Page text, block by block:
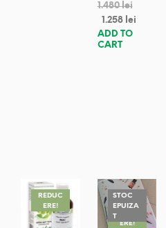
1.480lei
1.258 lei
ADD TO
CART
REDUC
ERE!
STOC
EPUIZA
TREDUC
ERE!